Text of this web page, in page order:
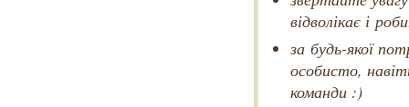
відволікає і
за будь-якої
особисто,
команди :)